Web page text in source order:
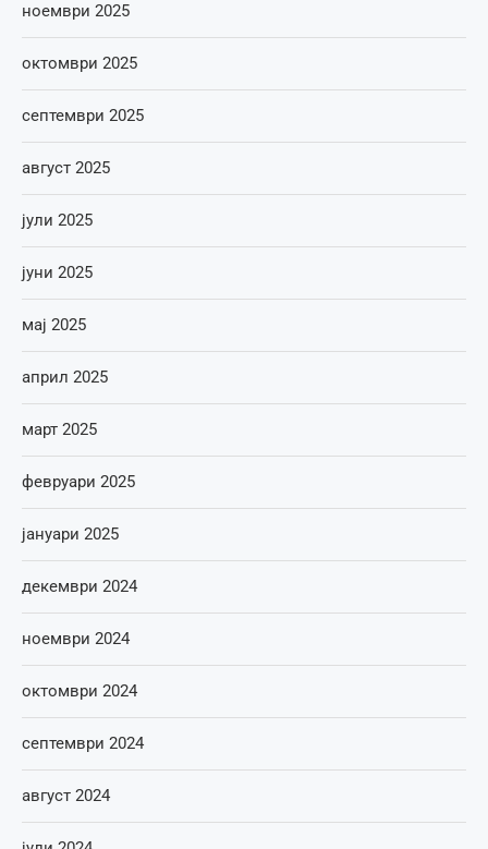
ноември 2025
октомври 2025
септември 2025
август 2025
јули 2025
јуни 2025
мај 2025
април 2025
март 2025
февруари 2025
јануари 2025
декември 2024
ноември 2024
октомври 2024
септември 2024
август 2024